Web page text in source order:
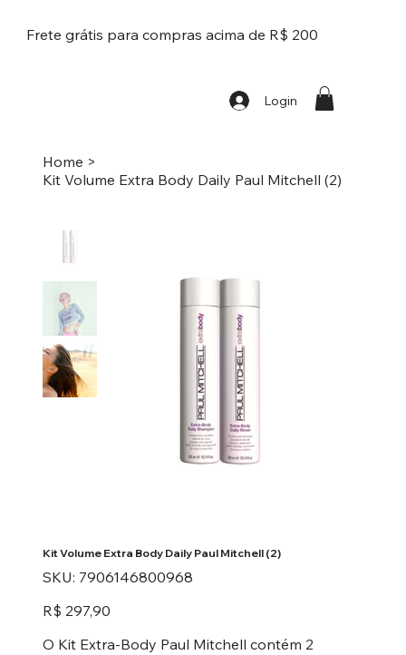
Frete grátis para compras acima de R$ 200
Login
Home >
Kit Volume Extra Body Daily Paul Mitchell (2)
Kit Volume Extra Body Daily Paul Mitchell (2)
SKU: SKU
7906146800968
7906146800968
Preço
R$ 297,90
O Kit Extra-Body Paul Mitchell contém 2